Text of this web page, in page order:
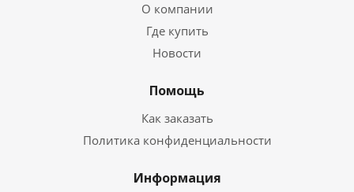
О компании
Где купить
Новости
Помощь
Как заказать
Политика конфиденциальности
Информация